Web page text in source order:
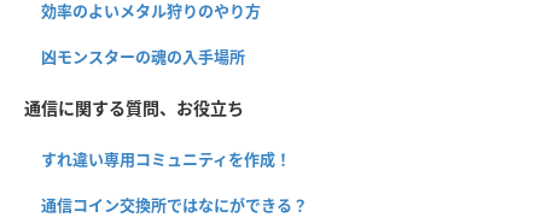
効率のよいメタル狩りのやり方
凶モンスターの魂の入手場所
通信に関する質問、お役立ち
すれ違い専用コミュニティを作成！
通信コイン交換所ではなにができる？